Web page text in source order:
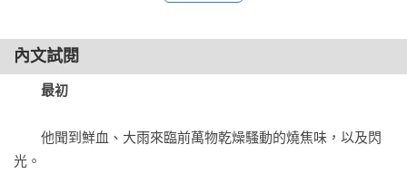
和魔鳥相伴跨越了時間的魔女
善良平凡卻被雲豹纏上的少年
變幻莫測、注定踏上偉大旅程的女孩——
他們並不追求改變，
唯想保護心中所愛，
內文試閱
最初
他聞到鮮血、大雨來臨前萬物乾燥騷動的燒焦味，以及閃
光。